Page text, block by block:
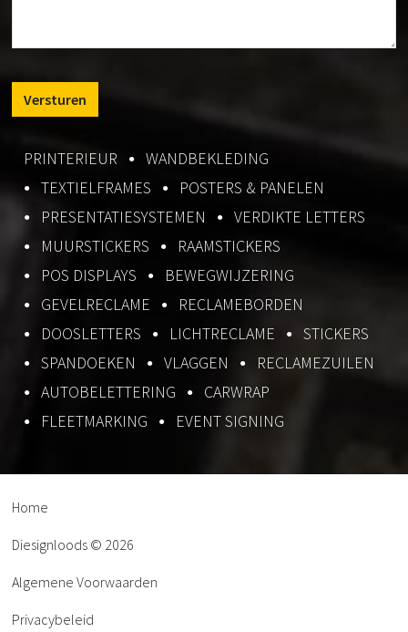
PRINTERIEUR
WANDBEKLEDING
TEXTIELFRAMES
POSTERS & PANELEN
PRESENTATIESYSTEMEN
VERDIKTE LETTERS
MUURSTICKERS
RAAMSTICKERS
POS DISPLAYS
BEWEGWIJZERING
GEVELRECLAME
RECLAMEBORDEN
DOOSLETTERS
LICHTRECLAME
STICKERS
SPANDOEKEN
VLAGGEN
RECLAMEZUILEN
AUTOBELETTERING
CARWRAP
FLEETMARKING
EVENT SIGNING
Home
Diesignloods © 2026
Algemene Voorwaarden
Privacybeleid